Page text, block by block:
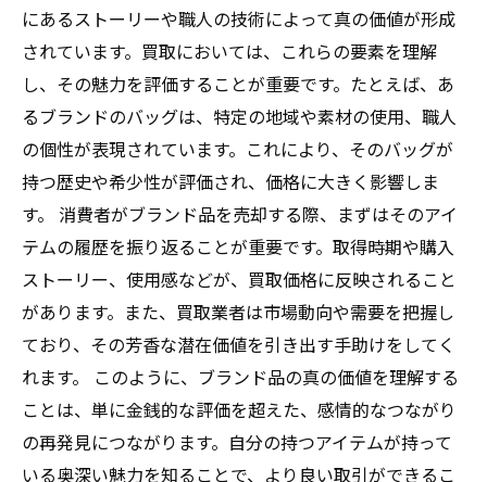
にあるストーリーや職人の技術によって真の価値が形成
されています。買取においては、これらの要素を理解
し、その魅力を評価することが重要です。たとえば、あ
るブランドのバッグは、特定の地域や素材の使用、職人
の個性が表現されています。これにより、そのバッグが
持つ歴史や希少性が評価され、価格に大きく影響しま
す。 消費者がブランド品を売却する際、まずはそのアイ
テムの履歴を振り返ることが重要です。取得時期や購入
ストーリー、使用感などが、買取価格に反映されること
があります。また、買取業者は市場動向や需要を把握し
ており、その芳香な潜在価値を引き出す手助けをしてく
れます。 このように、ブランド品の真の価値を理解する
ことは、単に金銭的な評価を超えた、感情的なつながり
の再発見につながります。自分の持つアイテムが持って
いる奥深い魅力を知ることで、より良い取引ができるこ